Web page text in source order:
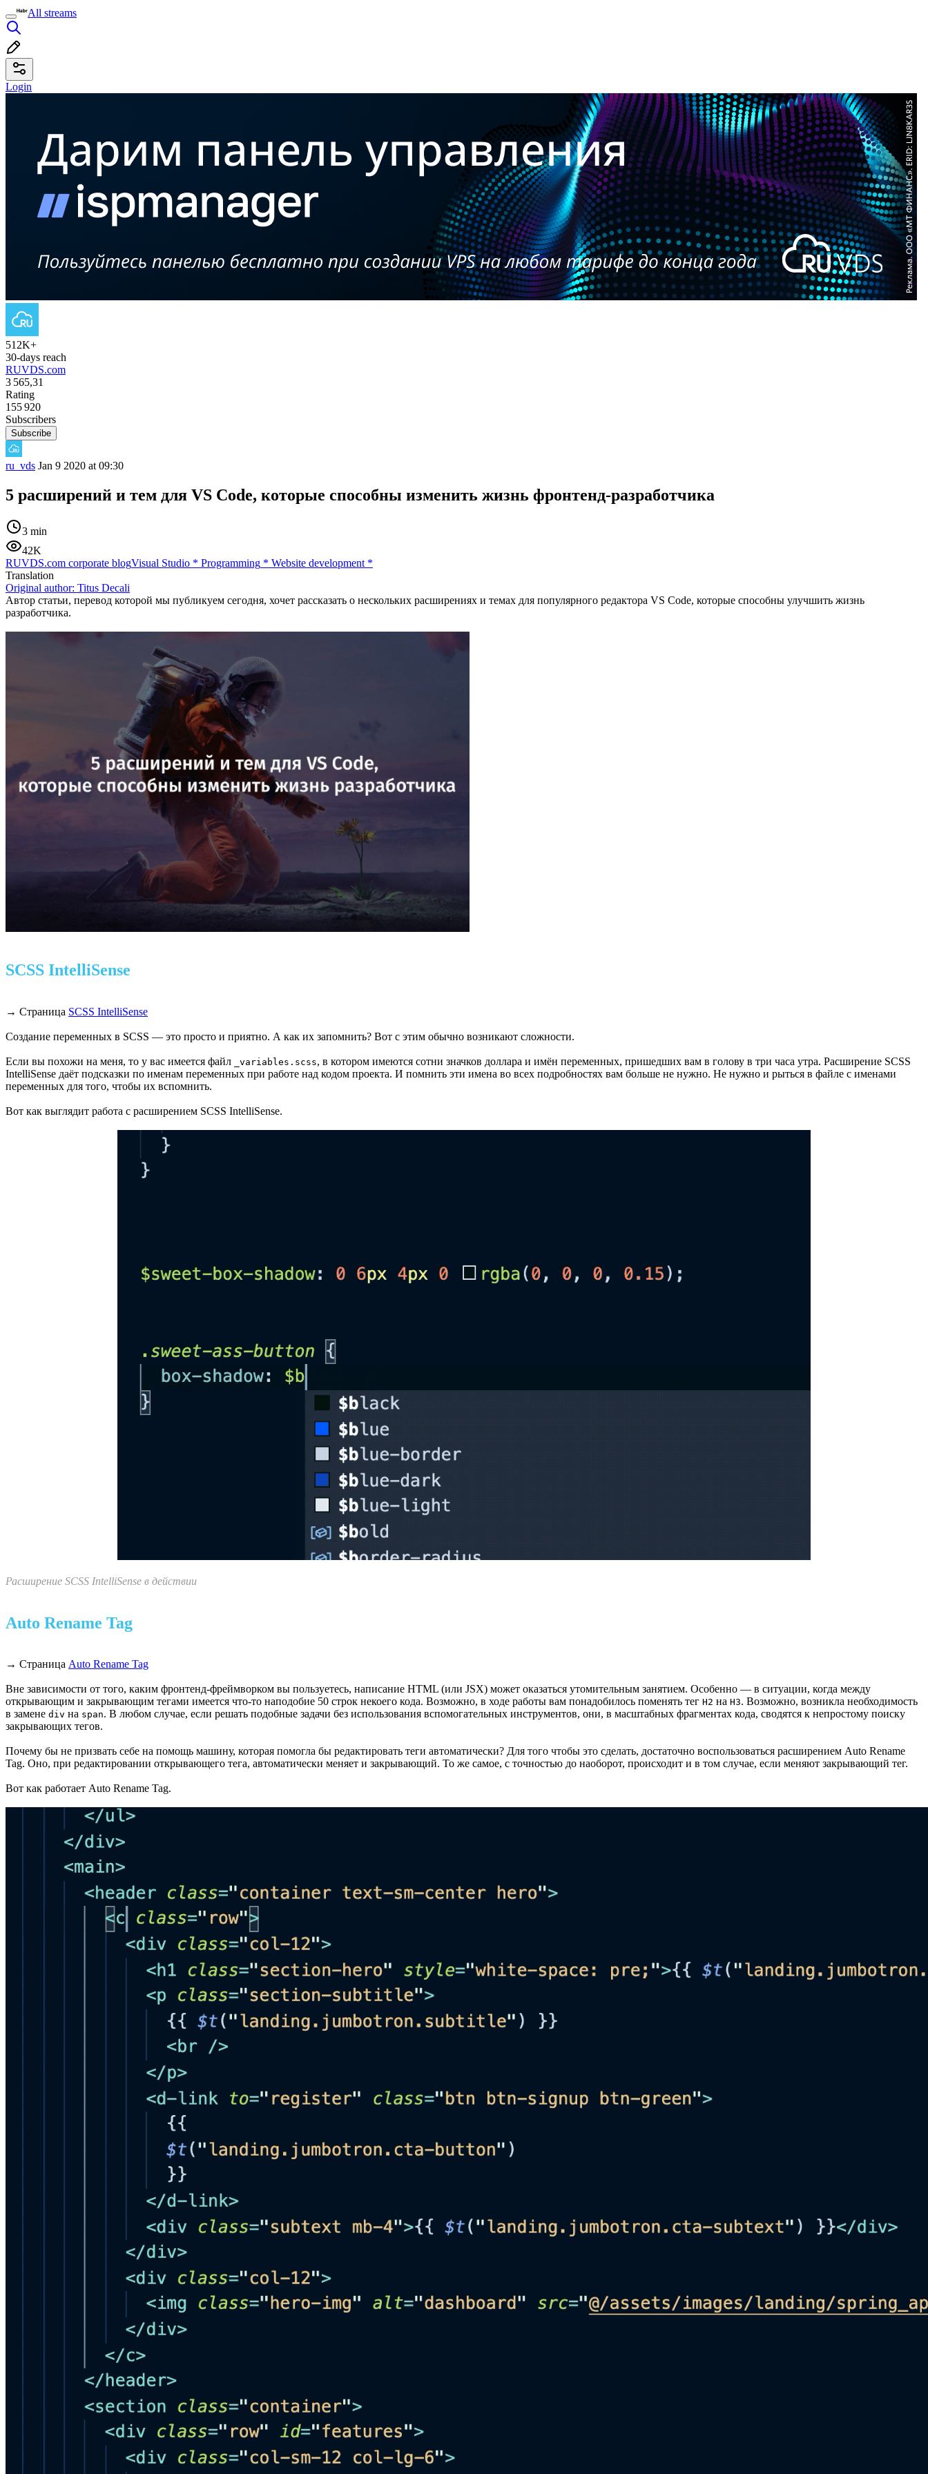
All streams
Login
512K+
30-days reach
RUVDS.com
3 565,31
Rating
155 920
Subscribers
Subscribe
ru_vds Jan 9 2020 at 09:30
5 расширений и тем для VS Code, которые способны изменить жизнь фронтенд-разработчика
3 min
42K
RUVDS.com corporate blogVisual Studio * Programming * Website development *
Translation
Original author: Titus Decali
Автор статьи, перевод которой мы публикуем сегодня, хочет рассказать о нескольких расширениях и темах для популярного редактора VS Code, которые способны улучшить жизнь
разработчика.
SCSS IntelliSense
→ Страница SCSS IntelliSense
Создание переменных в SCSS — это просто и приятно. А как их запомнить? Вот с этим обычно возникают сложности.
Если вы похожи на меня, то у вас имеется файл _variables.scss, в котором имеются сотни значков доллара и имён переменных, пришедших вам в голову в три часа утра. Расширение SCSS
IntelliSense даёт подсказки по именам переменных при работе над кодом проекта. И помнить эти имена во всех подробностях вам больше не нужно. Не нужно и рыться в файле с именами
переменных для того, чтобы их вспомнить.
Вот как выглядит работа с расширением SCSS IntelliSense.
Расширение SCSS IntelliSense в действии
Auto Rename Tag
→ Страница Auto Rename Tag
Вне зависимости от того, каким фронтенд-фреймворком вы пользуетесь, написание HTML (или JSX) может оказаться утомительным занятием. Особенно — в ситуации, когда между
открывающим и закрывающим тегами имеется что-то наподобие 50 строк некоего кода. Возможно, в ходе работы вам понадобилось поменять тег H2 на H3. Возможно, возникла необходимость
в замене div на span. В любом случае, если решать подобные задачи без использования вспомогательных инструментов, они, в масштабных фрагментах кода, сводятся к непростому поиску
закрывающих тегов.
Почему бы не призвать себе на помощь машину, которая помогла бы редактировать теги автоматически? Для того чтобы это сделать, достаточно воспользоваться расширением Auto Rename
Tag. Оно, при редактировании открывающего тега, автоматически меняет и закрывающий. То же самое, с точностью до наоборот, происходит и в том случае, если меняют закрывающий тег.
Вот как работает Auto Rename Tag.